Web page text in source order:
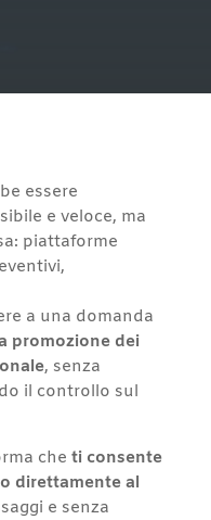
essere
e veloce, ma
piattaforme
a una domanda
promozione dei
, senza
il controllo sul
che ti consente
direttamente al
e senza